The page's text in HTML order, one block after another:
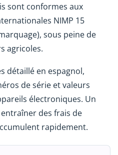
sont conformes aux
NIMP 15
sous peine de
agricoles.
détaillé en espagnol,
de série et valeurs
électroniques. Un
des frais de
rapidement.